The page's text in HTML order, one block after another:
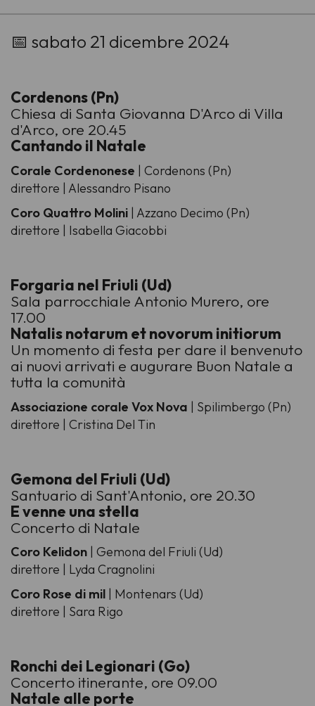
📅 sabato 21 dicembre 2024
Cordenons (Pn)
Chiesa di Santa Giovanna D'Arco di Villa
d'Arco, ore 20.45
Cantando il Natale
Corale Cordenonese | Cordenons (Pn)
direttore | Alessandro Pisano
Coro Quattro Molini | Azzano Decimo (Pn)
direttore | Isabella Giacobbi
Forgaria nel Friuli (Ud)
Sala parrocchiale Antonio Murero, ore
17.00
Natalis notarum et novorum initiorum
Un momento di festa per dare il benvenuto
ai nuovi arrivati e augurare Buon Natale a
tutta la comunità
Associazione corale Vox Nova | Spilimbergo (Pn)
direttore | Cristina Del Tin
Gemona del Friuli (Ud)
Santuario di Sant'Antonio, ore 20.30
E venne una stella
Concerto di Natale
Coro Kelidon | Gemona del Friuli (Ud)
direttore | Lyda Cragnolini
Coro Rose di mil | Montenars (Ud)
direttore | Sara Rigo
Ronchi dei Legionari (Go)
Concerto itinerante, ore 09.00
Natale alle porte